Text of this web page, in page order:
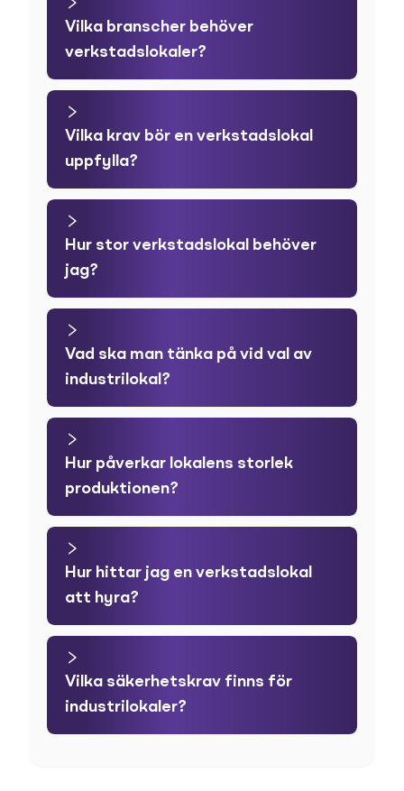
Vilka branscher behöver
verkstadslokaler?
Vilka krav bör en verkstadslokal
uppfylla?
Hur stor verkstadslokal behöver
jag?
Vad ska man tänka på vid val av
industrilokal?
Hur påverkar lokalens storlek
produktionen?
Hur hittar jag en verkstadslokal
att hyra?
Vilka säkerhetskrav finns för
industrilokaler?